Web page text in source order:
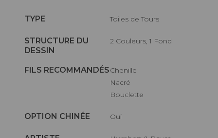
TYPE Toiles de Tours
STRUCTURE DU
DESSIN
2 Couleurs, 1 Fond
FILS RECOMMANDÉS
Chenille
Nacré
Bouclette
OPTION CHINÉE Oui